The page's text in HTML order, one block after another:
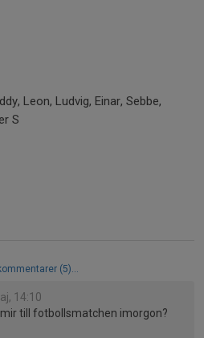
Leon, Ludvig, Einar, Sebbe,
S
(5)...
14:10
till fotbollsmatchen imorgon?